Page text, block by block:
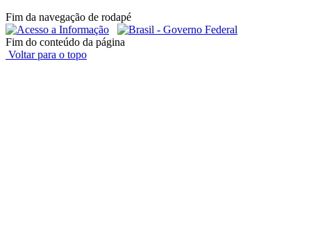
Fim da navegação de rodapé
Fim do conteúdo da página
Voltar para o topo